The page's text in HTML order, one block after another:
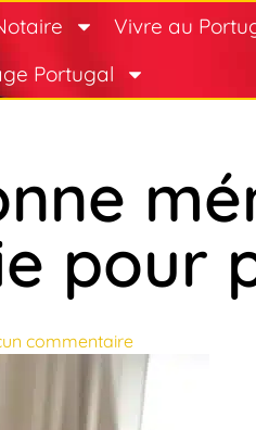
Vivre au
Portugal
pour
commentaire